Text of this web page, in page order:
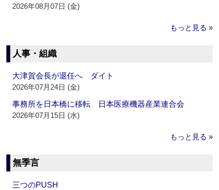
2026年08月07日 (金)
もっと見る »
人事・組織
大津賀会長が退任へ ダイト
2026年07月24日 (金)
事務所を日本橋に移転 日本医療機器産業連合会
2026年07月15日 (水)
もっと見る »
無季言
三つのPUSH